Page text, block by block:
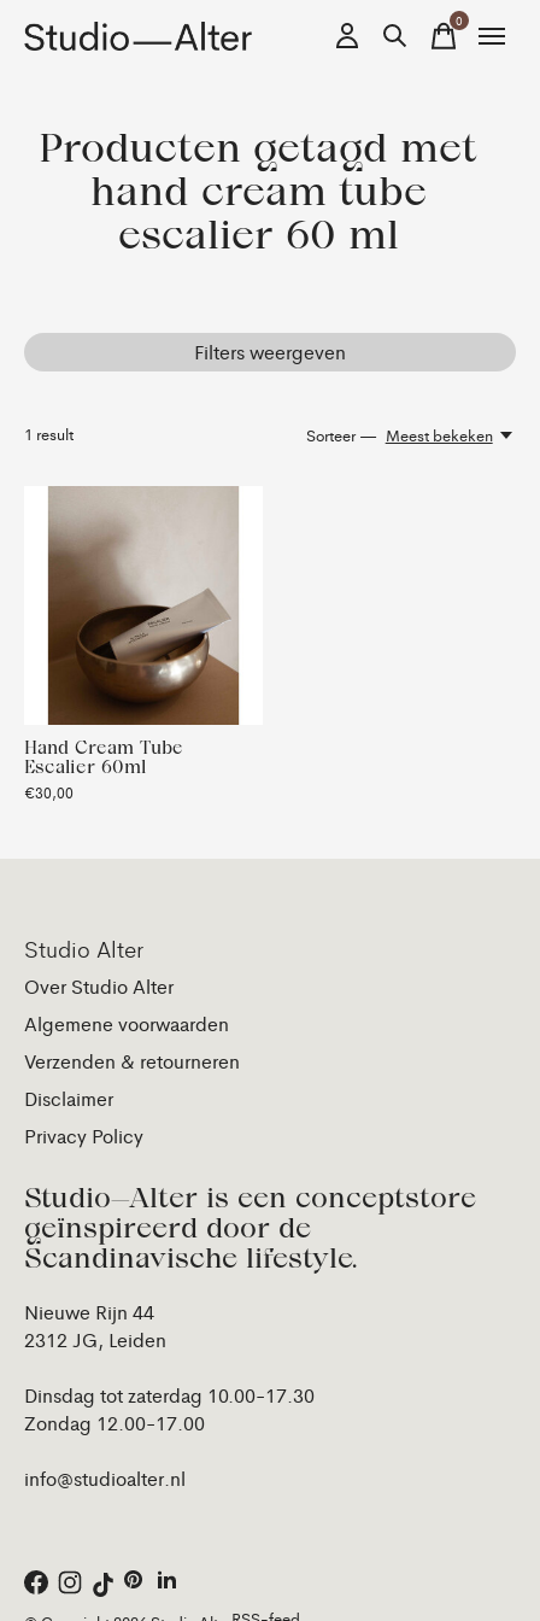
0items
Producten getagd met
hand cream tube
escalier 60 ml
Filters weergeven
1 result Sorteer — Meest bekeken
Hand Cream Tube
Escalier 60ml
€30,00
Studio Alter
Over Studio Alter
Algemene voorwaarden
Verzenden & retourneren
Disclaimer
Privacy Policy
Studio—Alter is een conceptstore
geïnspireerd door de
Scandinavische lifestyle.
Nieuwe Rijn 44
2312 JG, Leiden
Dinsdag tot zaterdag 10.00-17.30
Zondag 12.00-17.00
info@studioalter.nl